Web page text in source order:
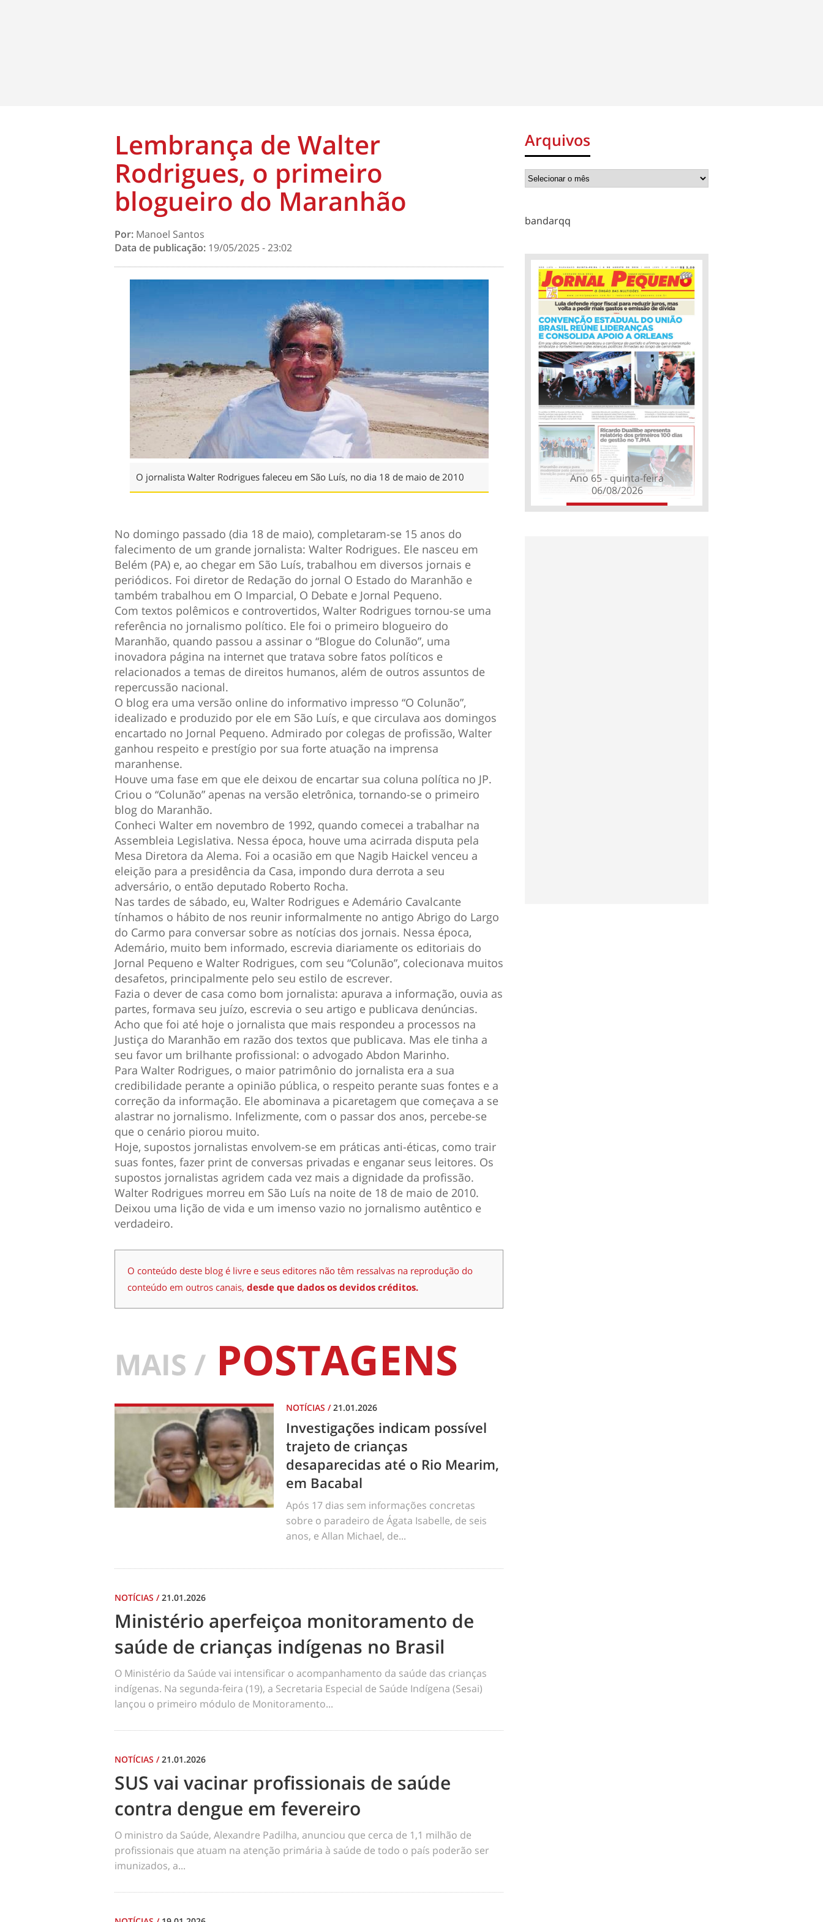
Lembrança de Walter
Rodrigues, o primeiro
blogueiro do Maranhão
Por: Manoel Santos
Data de publicação: 19/05/2025 - 23:02
O jornalista Walter Rodrigues faleceu em São Luís, no dia 18 de maio de 2010
No domingo passado (dia 18 de maio), completaram-se 15 anos do
falecimento de um grande jornalista: Walter Rodrigues. Ele nasceu em
Belém (PA) e, ao chegar em São Luís, trabalhou em diversos jornais e
periódicos. Foi diretor de Redação do jornal O Estado do Maranhão e
também trabalhou em O Imparcial, O Debate e Jornal Pequeno.
Com textos polêmicos e controvertidos, Walter Rodrigues tornou-se uma
referência no jornalismo político. Ele foi o primeiro blogueiro do
Maranhão, quando passou a assinar o “Blogue do Colunão”, uma
inovadora página na internet que tratava sobre fatos políticos e
relacionados a temas de direitos humanos, além de outros assuntos de
repercussão nacional.
O blog era uma versão online do informativo impresso “O Colunão”,
idealizado e produzido por ele em São Luís, e que circulava aos domingos
encartado no Jornal Pequeno. Admirado por colegas de profissão, Walter
ganhou respeito e prestígio por sua forte atuação na imprensa
maranhense.
Houve uma fase em que ele deixou de encartar sua coluna política no JP.
Criou o “Colunão” apenas na versão eletrônica, tornando-se o primeiro
blog do Maranhão.
Conheci Walter em novembro de 1992, quando comecei a trabalhar na
Assembleia Legislativa. Nessa época, houve uma acirrada disputa pela
Mesa Diretora da Alema. Foi a ocasião em que Nagib Haickel venceu a
eleição para a presidência da Casa, impondo dura derrota a seu
adversário, o então deputado Roberto Rocha.
Nas tardes de sábado, eu, Walter Rodrigues e Ademário Cavalcante
tínhamos o hábito de nos reunir informalmente no antigo Abrigo do Largo
do Carmo para conversar sobre as notícias dos jornais. Nessa época,
Ademário, muito bem informado, escrevia diariamente os editoriais do
Jornal Pequeno e Walter Rodrigues, com seu “Colunão”, colecionava muitos
desafetos, principalmente pelo seu estilo de escrever.
Fazia o dever de casa como bom jornalista: apurava a informação, ouvia as
partes, formava seu juízo, escrevia o seu artigo e publicava denúncias.
Acho que foi até hoje o jornalista que mais respondeu a processos na
Justiça do Maranhão em razão dos textos que publicava. Mas ele tinha a
seu favor um brilhante profissional: o advogado Abdon Marinho.
Para Walter Rodrigues, o maior patrimônio do jornalista era a sua
credibilidade perante a opinião pública, o respeito perante suas fontes e a
correção da informação. Ele abominava a picaretagem que começava a se
alastrar no jornalismo. Infelizmente, com o passar dos anos, percebe-se
que o cenário piorou muito.
Hoje, supostos jornalistas envolvem-se em práticas anti-éticas, como trair
suas fontes, fazer print de conversas privadas e enganar seus leitores. Os
supostos jornalistas agridem cada vez mais a dignidade da profissão.
Walter Rodrigues morreu em São Luís na noite de 18 de maio de 2010.
Deixou uma lição de vida e um imenso vazio no jornalismo autêntico e
verdadeiro.
O conteúdo deste blog é livre e seus editores não têm ressalvas na reprodução do
conteúdo em outros canais, desde que dados os devidos créditos.
MAIS / POSTAGENS
NOTÍCIAS /21.01.2026
Investigações indicam possível
trajeto de crianças
desaparecidas até o Rio Mearim,
em Bacabal
Após 17 dias sem informações concretas
sobre o paradeiro de Ágata Isabelle, de seis
anos, e Allan Michael, de...
NOTÍCIAS /21.01.2026
Ministério aperfeiçoa monitoramento de
saúde de crianças indígenas no Brasil
O Ministério da Saúde vai intensificar o acompanhamento da saúde das crianças
indígenas. Na segunda-feira (19), a Secretaria Especial de Saúde Indígena (Sesai)
lançou o primeiro módulo de Monitoramento...
NOTÍCIAS /21.01.2026
SUS vai vacinar profissionais de saúde
contra dengue em fevereiro
O ministro da Saúde, Alexandre Padilha, anunciou que cerca de 1,1 milhão de
profissionais que atuam na atenção primária à saúde de todo o país poderão ser
imunizados, a...
Arquivos
bandarqq
Ano 65 - quinta-feira
06/08/2026